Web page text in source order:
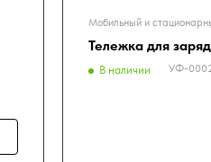
Мобильный и
Тележка для
В наличии УФ-